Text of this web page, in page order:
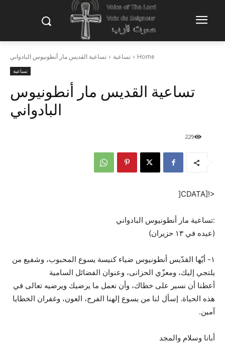
Home تساعية تساعية القديس مار أنطونيوس البادواني
تساعية
تساعية القديس مار أنطونيوس
البادواني
229
<![CDATA[
:تساعية مار أنطونيوس البادواني
(عيده في ١٣ حزيران)
١- أيّها القدّيس أنطونيوس ضياء كنيسة يسوع المحبوب، وشفيع من
يلتجي إليك، ومعزّي الحزانى، وعنوان الفضائل السامية
أعطنا أن نسير على خطاك، وأن نعمل ما يرضيك ويرضيه تعالى في
هذه الحياة. إسأل لنا من يسوع إلهنا الفرج، العون، وغفران الخطايا
آمين.
أبانا وسلام والمجد